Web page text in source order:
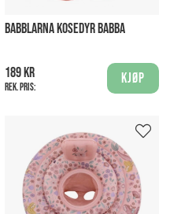
BABBLARNA KOSEDYR BABBA
189 kr
Rek. pris:
Kjøp